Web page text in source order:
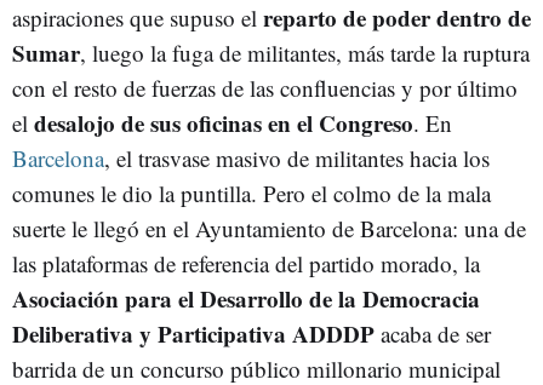
aspiraciones que supuso el reparto de poder dentro de
Sumar, luego la fuga de militantes, más tarde la ruptura
con el resto de fuerzas de las confluencias y por último
el desalojo de sus oficinas en el Congreso. En
Barcelona, el trasvase masivo de militantes hacia los
comunes le dio la puntilla. Pero el colmo de la mala
suerte le llegó en el Ayuntamiento de Barcelona: una de
las plataformas de referencia del partido morado, la
Asociación para el Desarrollo de la Democracia
Deliberativa y Participativa ADDDP acaba de ser
barrida de un concurso público millonario municipal